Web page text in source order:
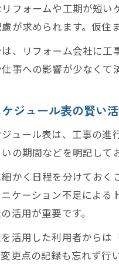
フォームや工期が短
が求められます。仮住
、リフォーム会社に
事への影響が少なくて
ジュール表の賢い
ュール表は、工事の
の期間などを明記して
かく日程を分けてお
ケーション不足による
活用が重要です。
活用した利用者から
更点の記録も忘れず行